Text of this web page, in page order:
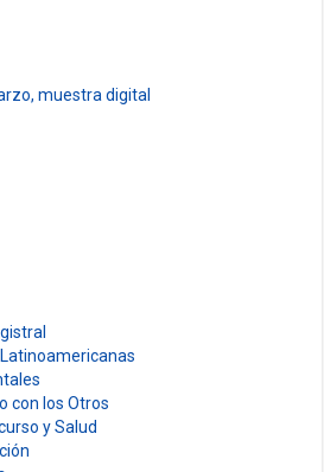
muestra digital
con los Otros
y Salud